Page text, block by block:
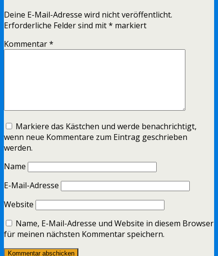
Deine E-Mail-Adresse wird nicht veröffentlicht.
Erforderliche Felder sind mit* markiert
Kommentar*
Markiere das Kästchen und werde benachrichtigt,
wenn neue Kommentare zum Eintrag geschrieben
werden.
Name
E-Mail-Adresse
Website
Name, E-Mail-Adresse und Website in diesem Browser
für meinen nächsten Kommentar speichern.